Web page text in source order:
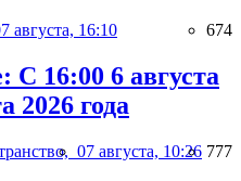
августа, 16:10 674
С 16:00 6 августа
2026 года
07 августа, 10:26 777